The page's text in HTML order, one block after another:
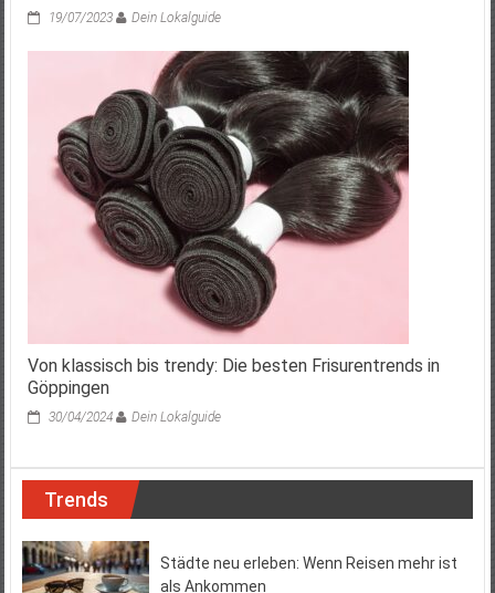
19/07/2023 Dein Lokalguide
Von klassisch bis trendy: Die besten Frisurentrends in
Göppingen
30/04/2024 Dein Lokalguide
Trends
Städte neu erleben: Wenn Reisen mehr ist
als Ankommen